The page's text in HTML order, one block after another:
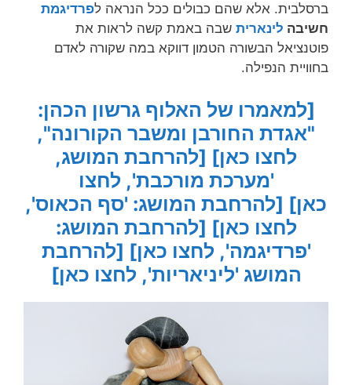
ברסלבית. אלא שהם כבולים ככל הנראה לפרדיגמת
חשיבה לינארית שבה באמת קשה לראות את
פוטנציאל הבשורה הטמון דווקא במה שקורה לאדם
בחוויית הנפילה.
[למאמרו של האלוף גרשון הכהן:
"אגדת החורבן ומשבר הקורונה",
לחצו כאן] [להרחבת המושג,
'מערכת מורכבת', לחצו
כאן] [להרחבת המושג: 'סף הכאוס',
לחצו כאן] [להרחבת המושג:
'פרדיגמה', לחצו כאן] [להרחבת
המושג 'ליניאריות', לחצו כאן]